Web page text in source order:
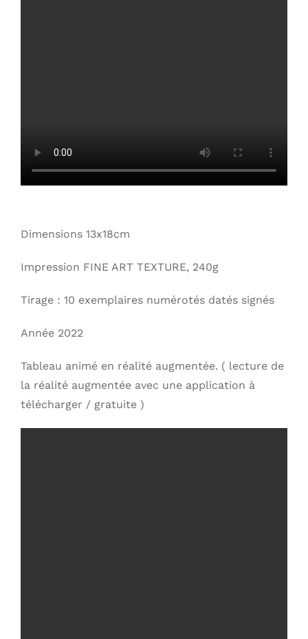
Dimensions 13x18cm
Impression FINE ART TEXTURE, 240g
Tirage : 10 exemplaires numérotés datés signés
Année 2022
Tableau animé en réalité augmentée. ( lecture de
la réalité augmentée avec une application à
télécharger / gratuite )